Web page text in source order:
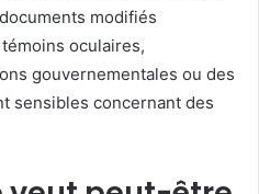
modifiés
oculaires,
gouvernementales ou des
sensibles concernant des